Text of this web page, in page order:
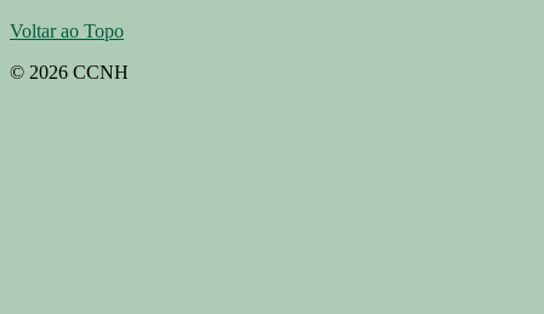
Voltar ao Topo
© 2026 CCNH